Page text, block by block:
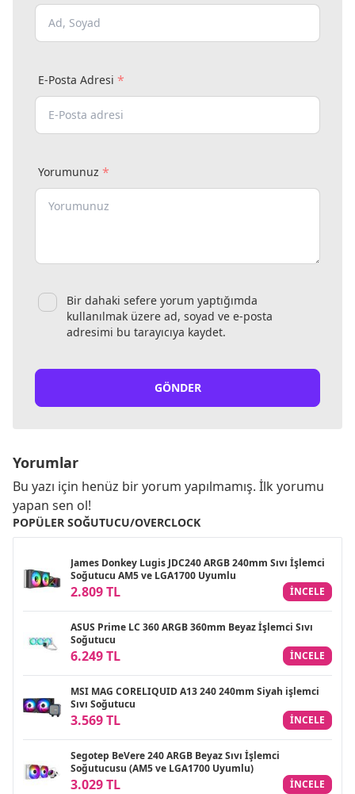
E-Posta Adresi *
Yorumunuz *
Bir dahaki sefere yorum yaptığımda
kullanılmak üzere ad, soyad ve e-posta
adresimi bu tarayıcıya kaydet.
GÖNDER
Yorumlar
Bu yazı için henüz bir yorum yapılmamış. İlk yorumu
yapan sen ol!
POPÜLER SOĞUTUCU/OVERCLOCK
James Donkey Lugis JDC240 ARGB 240mm Sıvı İşlemci
Soğutucu AM5 ve LGA1700 Uyumlu
2.809 TL INCELE
ASUS Prime LC 360 ARGB 360mm Beyaz İşlemci Sıvı
Soğutucu
6.249 TL INCELE
MSI MAG CORELIQUID A13 240 240mm Siyah işlemci
Sıvı Soğutucu
3.569 TL INCELE
Segotep BeVere 240 ARGB Beyaz Sıvı İşlemci
Soğutucusu (AM5 ve LGA1700 Uyumlu)
3.029 TL INCELE